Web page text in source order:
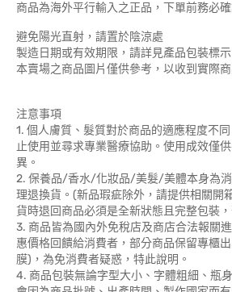
商品為海外平行輸入之正品，下單前務必
避免陽光直射，請置於陰涼處
製造日期或有效期限，請詳見產品包裝標示
本賣場之商品圖片僅供參考，以收到實際
注意事項
1. 個人膚質、髮質對於商品的適應程度不
止使用並尋求專業醫療協助。使用成效僅
異。
2. 保養品/香水/化妝品/美髮/美體本身為
理退換貨。(新品瑕疵除外，請提供相關開
貨時退回商品必須是全新狀態且完整包裝
3. 商品皆為國內外免稅店及商店合法報關
惠價格回饋給消費者，部分商品保留專櫃
膜)，為免消費者疑惑，特此說明。
4. 商品包裝無論字型大小、字體粗細、瓶